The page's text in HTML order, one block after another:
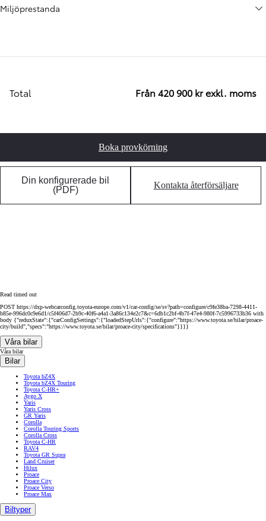
Miljöprestanda
Total Från 420 900 kr exkl. moms
Boka provkörning
Din konfigurerade bil
(PDF)
Kontakta återförsäljare
Read timed out
POST https://dxp-webcarconfig.toyota-europe.com/v1/car-config/se/sv?path=configure/c9fe38ba-7298-4411-
b85e-996dc0c9e6d1/c5f406d7-2b9c-40f6-a4a1-3a86c134e2c7&c=6db1c2bf-4b7f-47e4-980f-7c5996733b36 with
body {"reduxState":{"carConfigSettings":{"loadedStepUrls":{"configure":"https://www.toyota.se/bilar/proace-
city/build","specs":"https://www.toyota.se/bilar/proace-city/specifications"}}}}
Våra bilar
Våra bilar
Bilar
Toyota bZ4X
Toyota bZ4X Touring
Toyota C-HR+
Aygo X
Yaris
Yaris Cross
GR Yaris
Corolla
Corolla Touring Sports
Corolla Cross
Toyota C-HR
RAV4
Toyota GR Supra
Land Cruiser
Hilux
Proace
Proace City
Proace Verso
Proace Max
Biltyper